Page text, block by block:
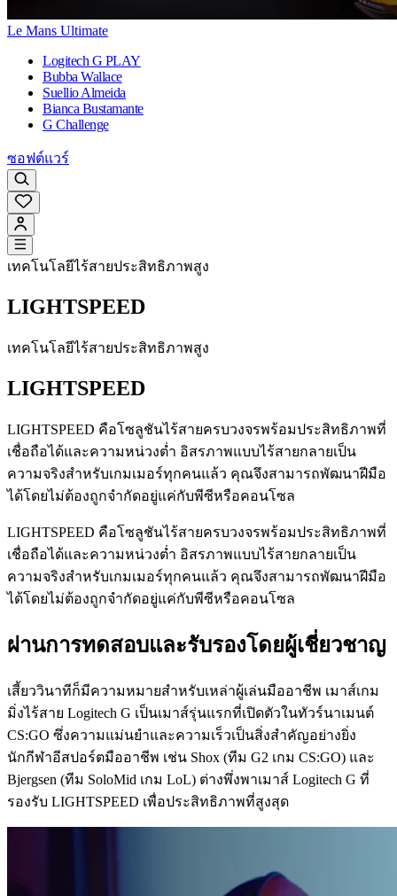
Le Mans Ultimate
Logitech G PLAY
Bubba Wallace
Suellio Almeida
Bianca Bustamante
G Challenge
ซอฟต์แวร์
เทคโนโลยีไร้สายประสิทธิภาพสูง
LIGHTSPEED
เทคโนโลยีไร้สายประสิทธิภาพสูง
LIGHTSPEED
LIGHTSPEED คือโซลูชันไร้สายครบวงจรพร้อมประสิทธิภาพที่
เชื่อถือได้และความหน่วงต่ำ อิสรภาพแบบไร้สายกลายเป็น
ความจริงสำหรับเกมเมอร์ทุกคนแล้ว คุณจึงสามารถพัฒนาฝีมือ
ได้โดยไม่ต้องถูกจำกัดอยู่แค่กับพีซีหรือคอนโซล
LIGHTSPEED คือโซลูชันไร้สายครบวงจรพร้อมประสิทธิภาพที่
เชื่อถือได้และความหน่วงต่ำ อิสรภาพแบบไร้สายกลายเป็น
ความจริงสำหรับเกมเมอร์ทุกคนแล้ว คุณจึงสามารถพัฒนาฝีมือ
ได้โดยไม่ต้องถูกจำกัดอยู่แค่กับพีซีหรือคอนโซล
ผ่านการทดสอบและรับรองโดยผู้เชี่ยวชาญ
เสี้ยววินาทีก็มีความหมายสำหรับเหล่าผู้เล่นมืออาชีพ เมาส์เกม
มิ่งไร้สาย Logitech G เป็นเมาส์รุ่นแรกที่เปิดตัวในทัวร์นาเมนต์
CS:GO ซึ่งความแม่นยำและความเร็วเป็นสิ่งสำคัญอย่างยิ่ง
นักกีฬาอีสปอร์ตมืออาชีพ เช่น Shox (ทีม G2 เกม CS:GO) และ
Bjergsen (ทีม SoloMid เกม LoL) ต่างพึ่งพาเมาส์ Logitech G ที่
รองรับ LIGHTSPEED เพื่อประสิทธิภาพที่สูงสุด